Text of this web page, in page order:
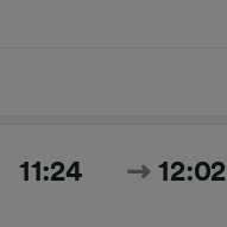
11:24 12:02